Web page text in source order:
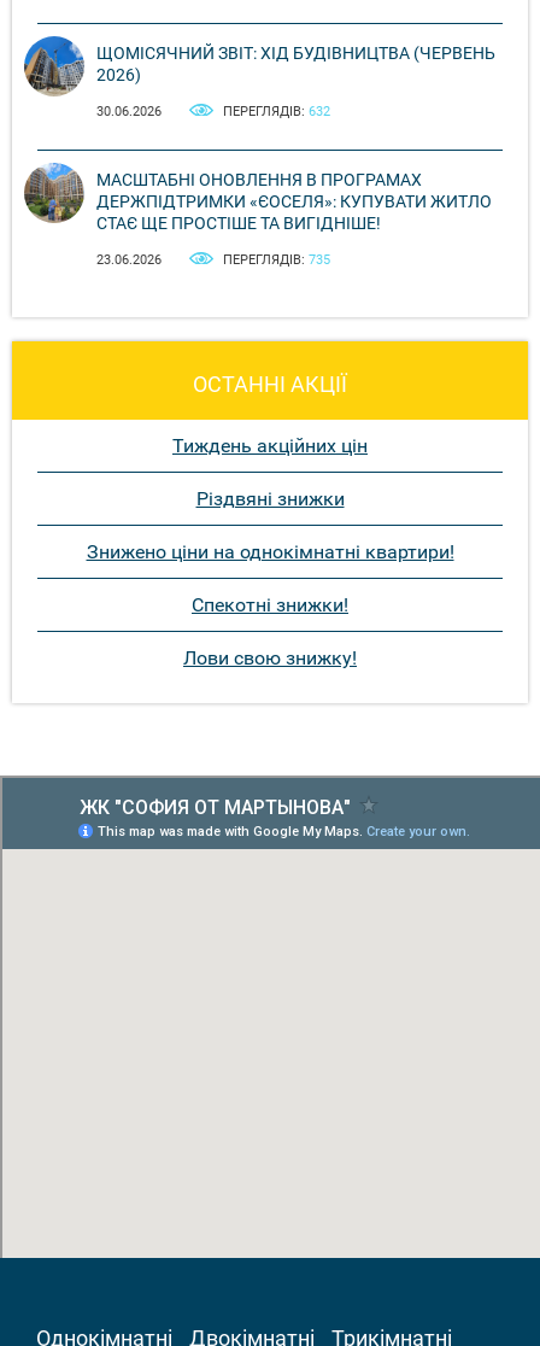
ЩОМІСЯЧНИЙ ЗВІТ: ХІД БУДІВНИЦТВА (ЧЕРВЕНЬ
2026)
30.06.2026 ПЕРЕГЛЯДІВ: 632
МАСШТАБНІ ОНОВЛЕННЯ В ПРОГРАМАХ
ДЕРЖПІДТРИМКИ «ЄОСЕЛЯ»: КУПУВАТИ ЖИТЛО
СТАЄ ЩЕ ПРОСТІШЕ ТА ВИГІДНІШЕ!
23.06.2026 ПЕРЕГЛЯДІВ: 735
ОСТАННІ АКЦІЇ
Тиждень акційних цін
Різдвяні знижки
Знижено ціни на однокімнатні квартири!
Спекотні знижки!
Лови свою знижку!
Однокімнатні Двокімнатні Трикімнатні